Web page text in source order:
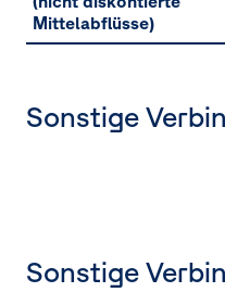
Mittelabflüsse)
Sonstige
Sonstige